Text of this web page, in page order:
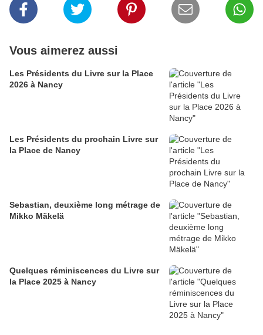
Vous aimerez aussi
Les Présidents du Livre sur la Place
2026 à Nancy
Les Présidents du prochain Livre sur
la Place de Nancy
Sebastian, deuxième long métrage de
Mikko Mäkelä
Quelques réminiscences du Livre sur
la Place 2025 à Nancy